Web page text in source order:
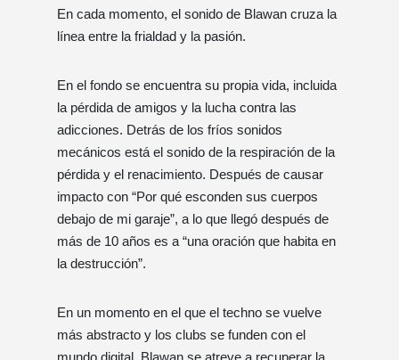
En cada momento, el sonido de Blawan cruza la
línea entre la frialdad y la pasión.
En el fondo se encuentra su propia vida, incluida
la pérdida de amigos y la lucha contra las
adicciones. Detrás de los fríos sonidos
mecánicos está el sonido de la respiración de la
pérdida y el renacimiento. Después de causar
impacto con “Por qué esconden sus cuerpos
debajo de mi garaje”, a lo que llegó después de
más de 10 años es a “una oración que habita en
la destrucción”.
En un momento en el que el techno se vuelve
más abstracto y los clubs se funden con el
mundo digital, Blawan se atreve a recuperar la